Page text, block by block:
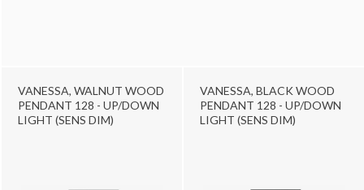
VANESSA, WALNUT WOOD
PENDANT 128 - UP/DOWN
LIGHT (SENS DIM)
VANESSA, BLACK WOOD
PENDANT 128 - UP/DOWN
LIGHT (SENS DIM)